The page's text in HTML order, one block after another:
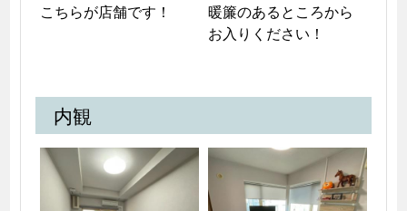
こちらが店舗です！
暖簾のあるところから
お入りください！
内観